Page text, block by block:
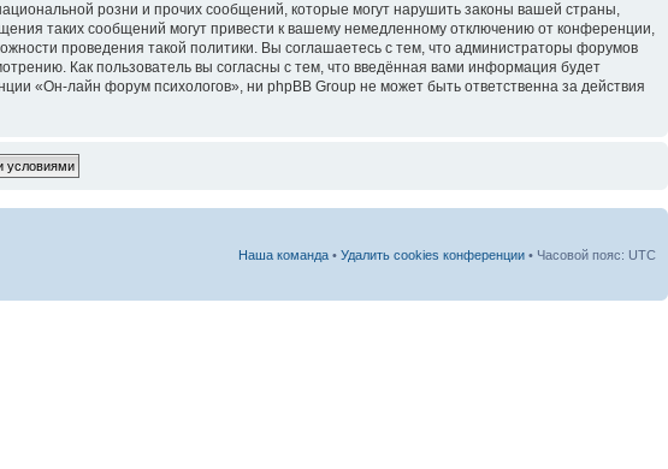
розни и прочих сообщений, которые могут нарушить законы вашей страны,
таких сообщений могут привести к вашему немедленному отключению от конференции,
проведения такой политики. Вы соглашаетесь с тем, что администраторы форумов
Как пользователь вы согласны с тем, что введённая вами информация будет
«Он-лайн форум психологов», ни phpBB Group не может быть ответственна за действия
Наша команда • Удалить cookies конференции • Часовой пояс: UTC